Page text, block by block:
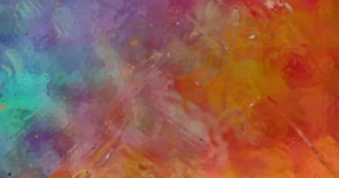
KATEGORILER
Astroloji ve Doğum Haritası
Dua Formülleri
Ezoterizm ve Bilgelik
Genel
Holistic Sağlık
İlişkiler
Ruhsal Enerji